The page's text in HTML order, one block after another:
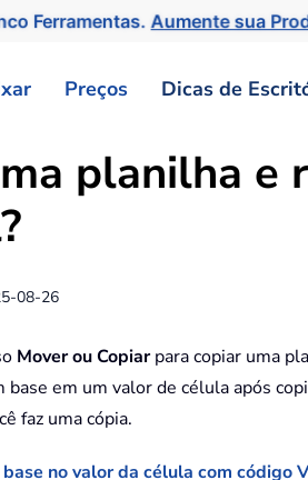
Ferramentas.Aumente sua
Preços Dicas de
planilha e
08-26
Mover ou Copiarpara copiar uma
em um valor de célula após
faz uma cópia.
no valor da célula com código